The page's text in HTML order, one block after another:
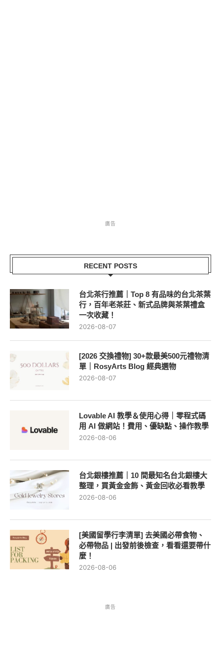
廣告
RECENT POSTS
台北茶行推薦｜Top 8 有品味的台北茶葉
行，百年老茶莊、新式品牌與茶葉禮盒
一次收藏！
2026-08-07
[2026 交換禮物] 30+款最美500元禮物清
單｜RosyArts Blog 經典選物
2026-08-07
Lovable AI 教學＆使用心得｜零程式碼
用 AI 做網站！費用、優缺點、操作教學
2026-08-06
台北銀樓推薦｜10 間最知名台北銀樓大
整理，買黃金金飾、黃金回收必看教學
2026-08-06
[美國留學行李清單] 去美國必帶食物、
必帶物品 | 出發前後檢查，看看還要帶什
麼！
2026-08-06
廣告